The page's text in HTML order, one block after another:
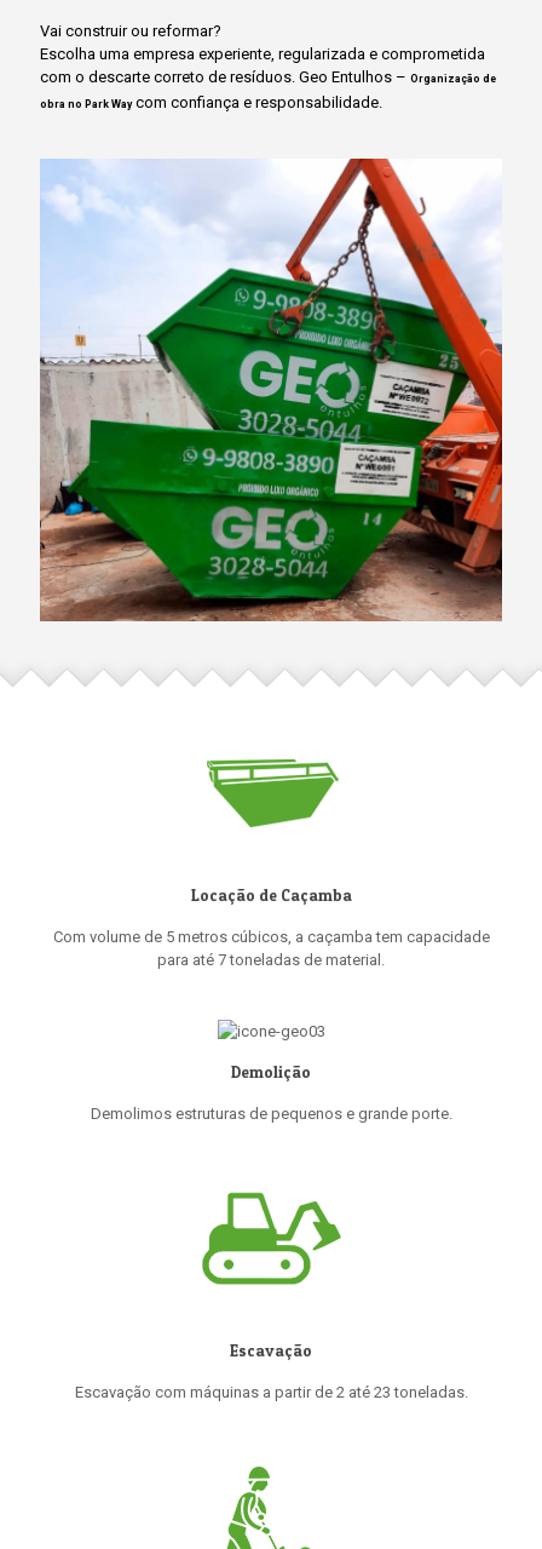
Vai construir ou reformar?
Escolha uma empresa experiente, regularizada e comprometida
com o descarte correto de resíduos. Geo Entulhos – Organização de
obra no Park Waycom confiança e responsabilidade.
Locação de Caçamba
Com volume de 5 metros cúbicos, a caçamba tem capacidade
para até 7 toneladas de material.
Demolição
Demolimos estruturas de pequenos e grande porte.
Escavação
Escavação com máquinas a partir de 2 até 23 toneladas.